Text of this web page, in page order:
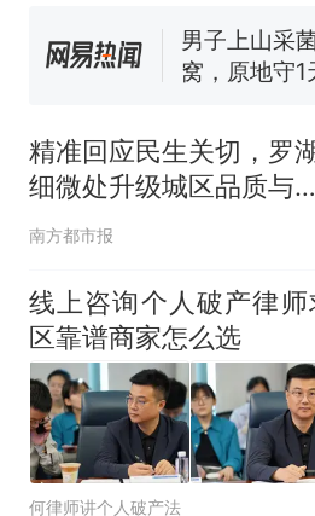
140多朵
美国渔民钓
回大海 目击
官方通报
热 制裁瓜子
精准回应民生关切，罗
细微处升级城区品质与温
度
南方都市报
线上咨询个人破产律
区靠谱商家怎么选
何律师讲个人破产法